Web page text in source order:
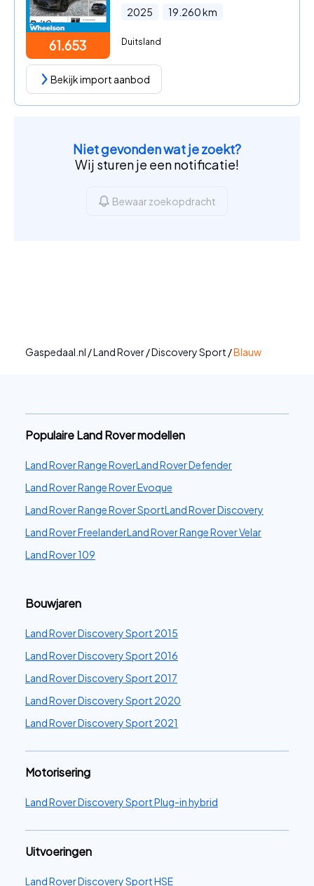
61.653
2025 19.260km
Duitsland
Bekijk import aanbod
Niet gevonden wat je zoekt?
Wij sturen je een notificatie!
Bewaar zoekopdracht
Gaspedaal.nl /Land Rover/Discovery Sport /Blauw
Populaire Land Rover modellen
Land Rover Range RoverLand Rover Defender
Land Rover Range Rover Evoque
Land Rover Range Rover SportLand Rover Discovery
Land Rover FreelanderLand Rover Range Rover Velar
Land Rover 109
Bouwjaren
Land Rover Discovery Sport 2015
Land Rover Discovery Sport 2016
Land Rover Discovery Sport 2017
Land Rover Discovery Sport 2020
Land Rover Discovery Sport 2021
Motorisering
Land Rover Discovery Sport Plug-in hybrid
Uitvoeringen
Land Rover Discovery Sport HSE